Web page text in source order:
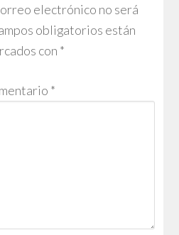
electrónico no será
obligatorios están
con *
*